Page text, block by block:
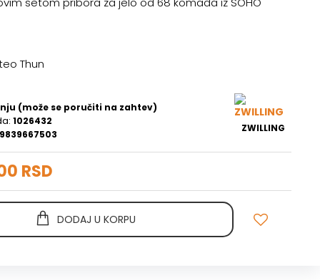
Thun
(može se poručiti na zahtev)
1026432
ZWILLING
RSD
DODAJ U KORPU